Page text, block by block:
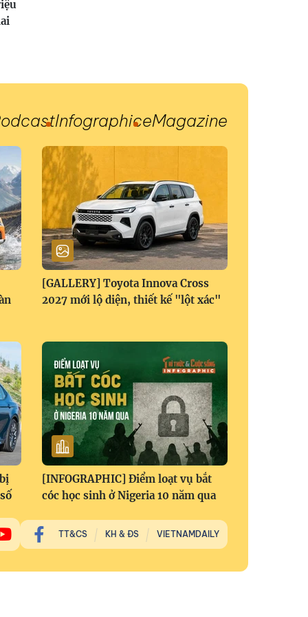
InfographiceMagazine
[GALLERY] Toyota Innova Cross
2027 mới lộ diện, thiết kế "lột xác"
[INFOGRAPHIC] Điểm loạt vụ bắt
cóc học sinh ở Nigeria 10 năm qua
TT&CS KH & ĐS VIETNAMDAILY